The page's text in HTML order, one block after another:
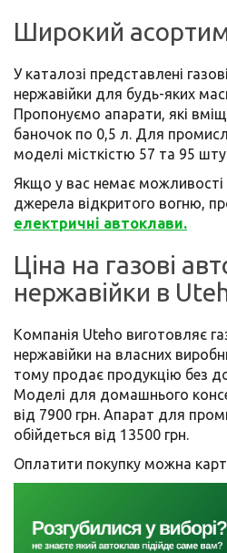
Широкий
У каталозі представлені
нержавійки для будь-яких
Пропонуємо апарати, які
баночок по 0,5 л. Для
моделі місткістю 57 та 95
Якщо у вас немає можливості
джерела відкритого вогню,
електричні автоклави.
Ціна на газові
нержавійки в
Компанія Uteho виготовляє
нержавійки на власних
тому продає продукцію без
Моделі для домашнього
від 7900 грн. Апарат для
обійдеться від 13500 грн.
Оплатити покупку можна